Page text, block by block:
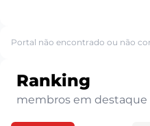
Portal não encontrado ou não
Ranking
membros em destaque